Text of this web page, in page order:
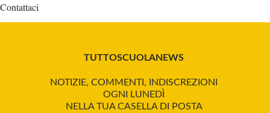
Contattaci
TUTTOSCUOLANEWS
NOTIZIE, COMMENTI, INDISCREZIONI
OGNI LUNEDÌ
NELLA TUA CASELLA DI POSTA